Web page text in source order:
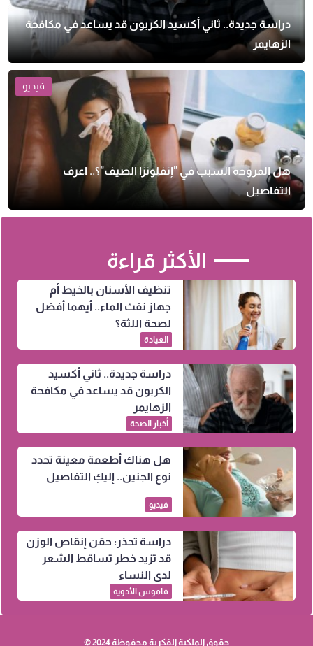
دراسة جديدة.. ثاني أكسيد الكربون قد يساعد في مكافحة
الزهايمر
فيديو
هل المروحة السبب في "إنفلونزا الصيف"؟.. اعرف
التفاصيل
الأكثر قراءة
تنظيف الأسنان بالخيط أم
جهاز نفث الماء.. أيهما أفضل
لصحة اللثة؟
العيادة
دراسة جديدة.. ثاني أكسيد
الكربون قد يساعد في مكافحة
الزهايمر
أخبار الصحة
هل هناك أطعمة معينة تحدد
نوع الجنين.. إليكِ التفاصيل
فيديو
دراسة تحذر: حقن إنقاص الوزن
قد تزيد خطر تساقط الشعر
لدى النساء
قاموس الأدوية
حقوق الملكية الفكرية محفوظة 2024 ©